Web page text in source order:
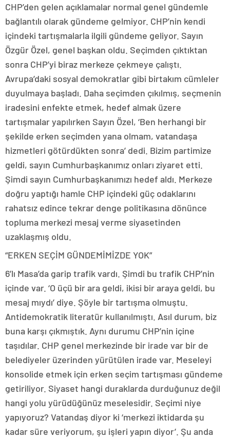
CHP’den gelen açıklamalar normal genel gündemle
bağlantılı olarak gündeme gelmiyor. CHP’nin kendi
içindeki tartışmalarla ilgili gündeme geliyor. Sayın
Özgür Özel, genel başkan oldu. Seçimden çıktıktan
sonra CHP’yi biraz merkeze çekmeye çalıştı.
Avrupa’daki sosyal demokratlar gibi birtakım cümleler
duyulmaya başladı. Daha seçimden çıkılmış, seçmenin
iradesini enfekte etmek, hedef almak üzere
tartışmalar yapılırken Sayın Özel, ‘Ben herhangi bir
şekilde erken seçimden yana olmam, vatandaşa
hizmetleri götürdükten sonra’ dedi. Bizim partimize
geldi, sayın Cumhurbaşkanımız onları ziyaret etti.
Şimdi sayın Cumhurbaşkanımızı hedef aldı. Merkeze
doğru yaptığı hamle CHP içindeki güç odaklarını
rahatsız edince tekrar denge politikasına dönünce
topluma merkezi mesaj verme siyasetinden
uzaklaşmış oldu.
“ERKEN SEÇİM GÜNDEMİMİZDE YOK”
6’lı Masa’da garip trafik vardı. Şimdi bu trafik CHP’nin
içinde var. ‘O üçü bir ara geldi, ikisi bir araya geldi, bu
mesaj mıydı’ diye. Şöyle bir tartışma olmuştu.
Antidemokratik literatür kullanılmıştı. Asıl durum, biz
buna karşı çıkmıştık. Aynı durumu CHP’nin içine
taşıdılar. CHP genel merkezinde bir irade var bir de
belediyeler üzerinden yürütülen irade var. Meseleyi
konsolide etmek için erken seçim tartışması gündeme
getiriliyor. Siyaset hangi duraklarda durduğunuz değil
hangi yolu yürüdüğünüz meselesidir. Seçimi niye
yapıyoruz? Vatandaş diyor ki ‘merkezi iktidarda şu
kadar süre veriyorum, şu işleri yapın diyor’. Şu anda